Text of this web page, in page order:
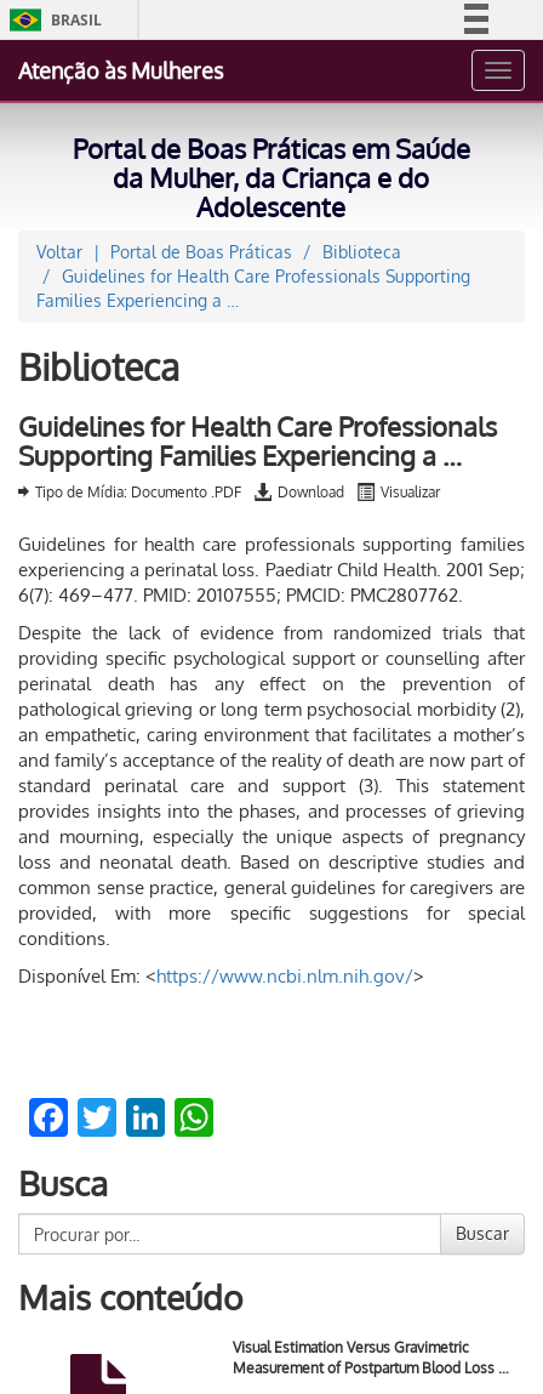
BRASIL
Acesso à informação
Atenção às Mulheres
Portal de Boas Práticas em Saúde
da Mulher, da Criança e do
Adolescente
Voltar Portal de Boas Práticas
Biblioteca
Guidelines for Health Care Professionals Supporting
Families Experiencing a …
Biblioteca
Guidelines for Health Care Professionals
Supporting Families Experiencing a …
Tipo de Mídia: Documento .PDF Download Visualizar
Guidelines for health care professionals supporting families
experiencing a perinatal loss. Paediatr Child Health. 2001 Sep;
6(7): 469–477. PMID: 20107555; PMCID: PMC2807762.
Despite the lack of evidence from randomized trials that
providing specific psychological support or counselling after
perinatal death has any effect on the prevention of
pathological grieving or long term psychosocial morbidity (2),
an empathetic, caring environment that facilitates a mother’s
and family’s acceptance of the reality of death are now part of
standard perinatal care and support (3). This statement
provides insights into the phases, and processes of grieving
and mourning, especially the unique aspects of pregnancy
loss and neonatal death. Based on descriptive studies and
common sense practice, general guidelines for caregivers are
provided, with more specific suggestions for special
conditions.
Disponível Em: <https://www.ncbi.nlm.nih.gov/>
Facebook
TwitterLinkedIn
Busca
Buscar
Mais conteúdo
Visual Estimation Versus Gravimetric
Measurement of Postpartum Blood Loss …